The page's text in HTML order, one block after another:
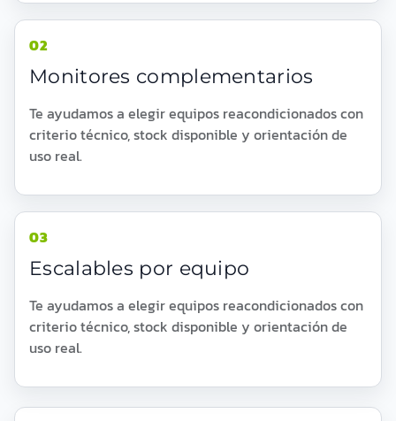
02
Monitores complementarios
Te ayudamos a elegir equipos reacondicionados con
criterio técnico, stock disponible y orientación de
uso real.
03
Escalables por equipo
Te ayudamos a elegir equipos reacondicionados con
criterio técnico, stock disponible y orientación de
uso real.